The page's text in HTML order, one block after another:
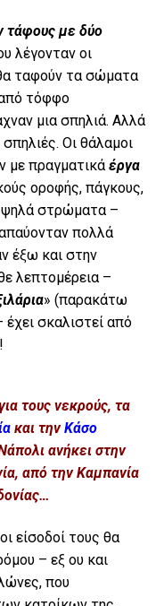
τάφους με δύο
λέγονταν οι
ταφούν τα σώματα
τόφφο
μια σπηλιά. Αλλά
Οι θάλαμοι
με πραγματικάέργα
οροφής, πάγκους,
ψηλά στρώματα –
πολλά
έξω και στην
λεπτομέρεια –
» (παρακάτω
έχει σκαλιστεί από
τους νεκρούς, τα
και τηνΚάσο
ανήκει στην
από την Καμπανία
είσοδοί τους θα
– εξ ου και
που